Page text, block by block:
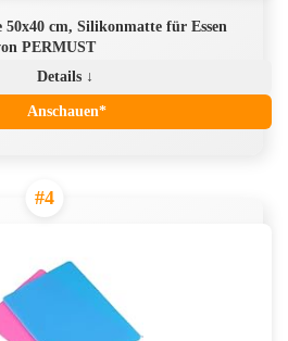
cm, Silikonmatte für Essen
PERMUST
Details ↓
Anschauen*
#4